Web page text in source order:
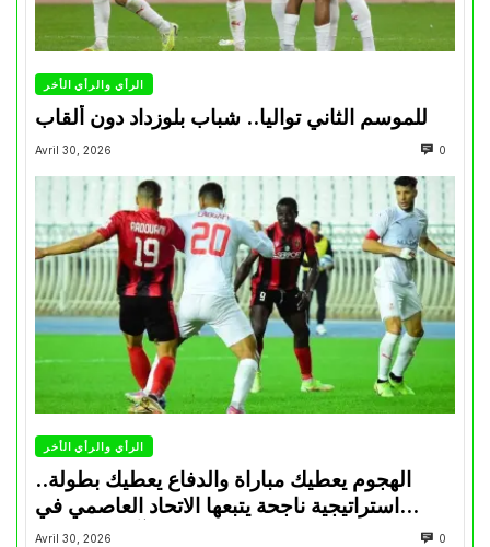
الرأي والرأي الأخر
للموسم الثاني تواليا.. شباب بلوزداد دون ألقاب
Avril 30, 2026 0
الرأي والرأي الأخر
الهجوم يعطيك مباراة والدفاع يعطيك بطولة..
استراتيجية ناجحة يتبعها الاتحاد العاصمي في
تتويجاته آخر السنوات
Avril 30, 2026 0